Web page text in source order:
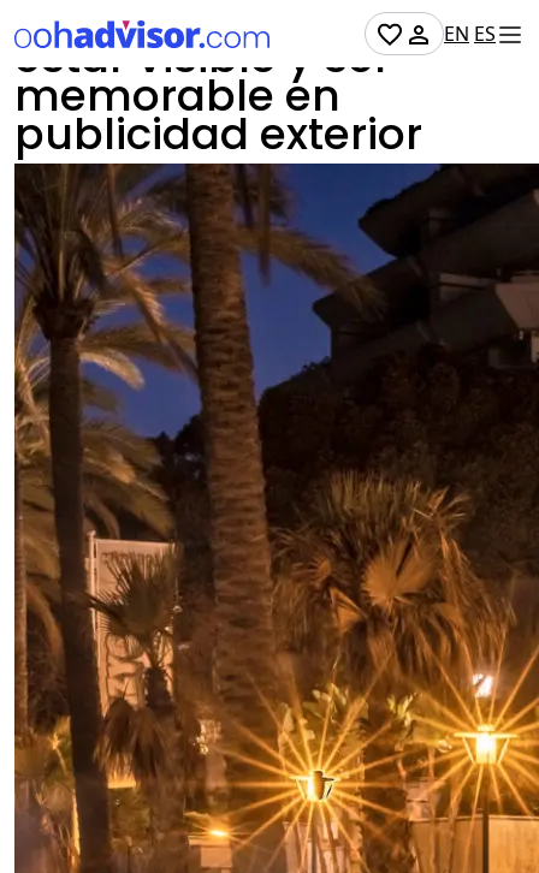
EN ES
La diferencia entre
estar visible y ser
memorable en
publicidad exterior